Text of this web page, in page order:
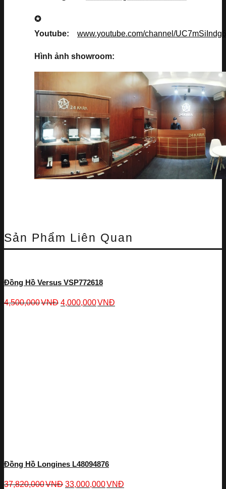
✪
Youtube: www.youtube.com/channel/
Hình ảnh showroom:
Sản Phẩm Liên Quan
Đồng Hồ Versus VSP772618
4,500,000VNĐ 4,000,000VNĐ
Đồng Hồ Longines L48094876
37,820,000VNĐ 33,000,000VNĐ